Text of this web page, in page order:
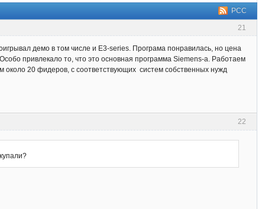
РСС
21
демо в том числе и Е3-series. Програма понравилась, но цена
привлекало то, что это основная программа Siemens-а. Работаем
20 фидеров, с соответствующих систем собственных нужд
22